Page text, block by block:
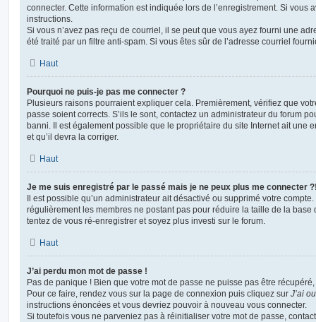
connecter. Cette information est indiquée lors de l’enregistrement. Si vous
instructions.
Si vous n’avez pas reçu de courriel, il se peut que vous ayez fourni une
été traité par un filtre anti-spam. Si vous êtes sûr de l’adresse courriel
Haut
Pourquoi ne puis-je pas me connecter ?
Plusieurs raisons pourraient expliquer cela. Premièrement, vérifiez que
passe soient corrects. S’ils le sont, contactez un administrateur du forum
banni. Il est également possible que le propriétaire du site Internet ait une
et qu’il devra la corriger.
Haut
Je me suis enregistré par le passé mais je ne peux plus me connecter
Il est possible qu’un administrateur ait désactivé ou supprimé votre
régulièrement les membres ne postant pas pour réduire la taille de la base
tentez de vous ré-enregistrer et soyez plus investi sur le forum.
Haut
J’ai perdu mon mot de passe !
Pas de panique ! Bien que votre mot de passe ne puisse pas être
Pour ce faire, rendez vous sur la page de connexion puis cliquez sur J’ai
instructions énoncées et vous devriez pouvoir à nouveau vous connecter.
Si toutefois vous ne parveniez pas à réinitialiser votre mot de passe,